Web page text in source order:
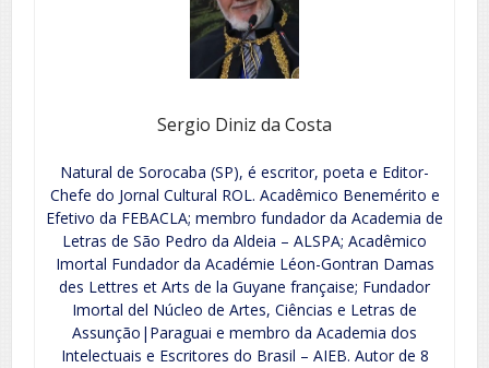
Sergio Diniz da Costa
Natural de Sorocaba (SP), é escritor, poeta e Editor-
Chefe do Jornal Cultural ROL. Acadêmico Benemérito e
Efetivo da FEBACLA; membro fundador da Academia de
Letras de São Pedro da Aldeia – ALSPA; Acadêmico
Imortal Fundador da Académie Léon-Gontran Damas
des Lettres et Arts de la Guyane française; Fundador
Imortal del Núcleo de Artes, Ciências e Letras de
Assunção|Paraguai e membro da Academia dos
Intelectuais e Escritores do Brasil – AIEB. Autor de 8